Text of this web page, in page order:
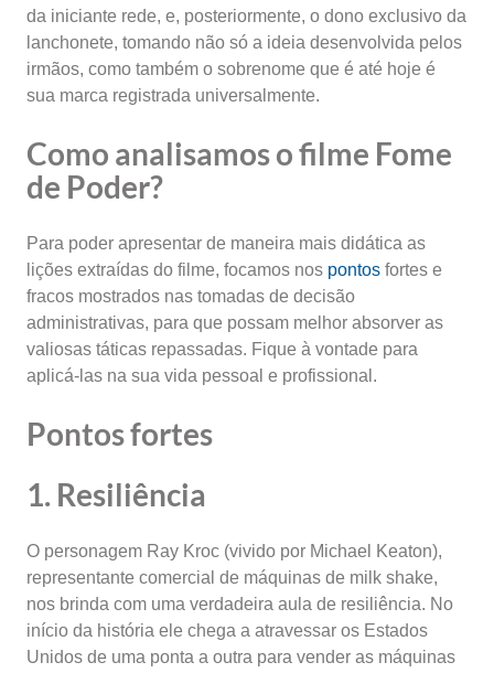
da iniciante rede, e, posteriormente, o dono exclusivo da
lanchonete, tomando não só a ideia desenvolvida pelos
irmãos, como também o sobrenome que é até hoje é
sua marca registrada universalmente.
Como analisamos o filme Fome
de Poder?
Para poder apresentar de maneira mais didática as
lições extraídas do filme, focamos nos pontos fortes e
fracos mostrados nas tomadas de decisão
administrativas, para que possam melhor absorver as
valiosas táticas repassadas. Fique à vontade para
aplicá-las na sua vida pessoal e profissional.
Pontos fortes
1. Resiliência
O personagem Ray Kroc (vivido por Michael Keaton),
representante comercial de máquinas de milk shake,
nos brinda com uma verdadeira aula de resiliência. No
início da história ele chega a atravessar os Estados
Unidos de uma ponta a outra para vender as máquinas